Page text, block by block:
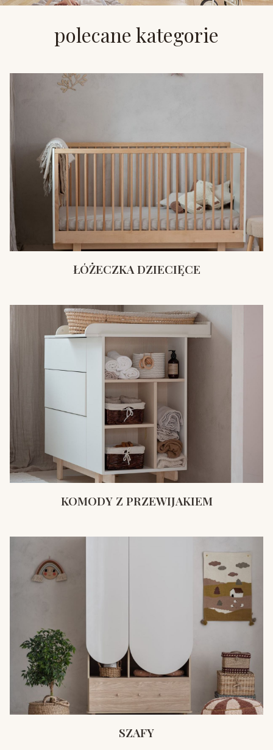
polecane kategorie
ŁÓŻECZKA DZIECIĘCE
KOMODY Z PRZEWIJAKIEM
SZAFY